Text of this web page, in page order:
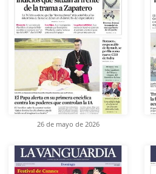
26 de mayo de 2026